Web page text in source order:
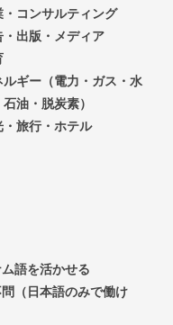
・コンサルティング
・出版・メディア
ルギー（電力・ガス・水
油・脱炭素）
・旅行・ホテル
語を活かせる
（日本語のみで働け